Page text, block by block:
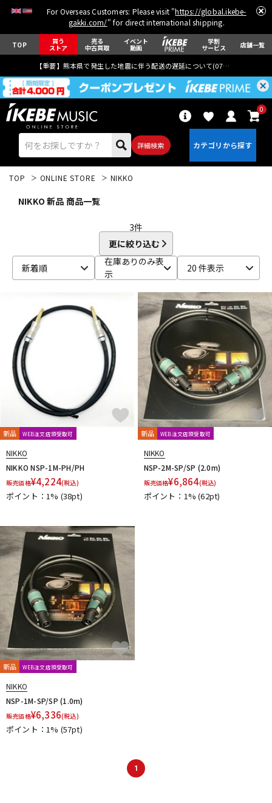
For Overseas Customers: Please visit "https://global.ikebe-
gakki.com/" for direct international shipping.
TOP 買う
ストア
売る
中古買取
イベント
動画
学割
サービス 店舗一覧
【重要】熊本県で発生した地震に伴う配送の遅延について(07月29日
詳細検索
0
ウクレレ
電子ピアノ
管楽器 その他楽器
アンプ エフェクター
DTM オンライン納品
配信/ライブ機器
中古
TOP ONLINE STORE NIKKO
NIKKO 新品 商品一覧
3件
更に絞り込む
新着順
在庫ありのみ表
示
20 件表示
新品 WEB注文店頭受取可
NIKKO
NIKKO NSP-1M-PH/PH
販売価格¥4,224(税込)
ポイント：1% (38pt)
新品 WEB注文店頭受取可
NIKKO
NSP-2M-SP/SP (2.0m)
販売価格¥6,864(税込)
ポイント：1%(62pt)
新品 WEB注文店頭受取可
NIKKO
NSP-1M-SP/SP (1.0m)
販売価格¥6,336(税込)
ポイント：1% (57pt)
1